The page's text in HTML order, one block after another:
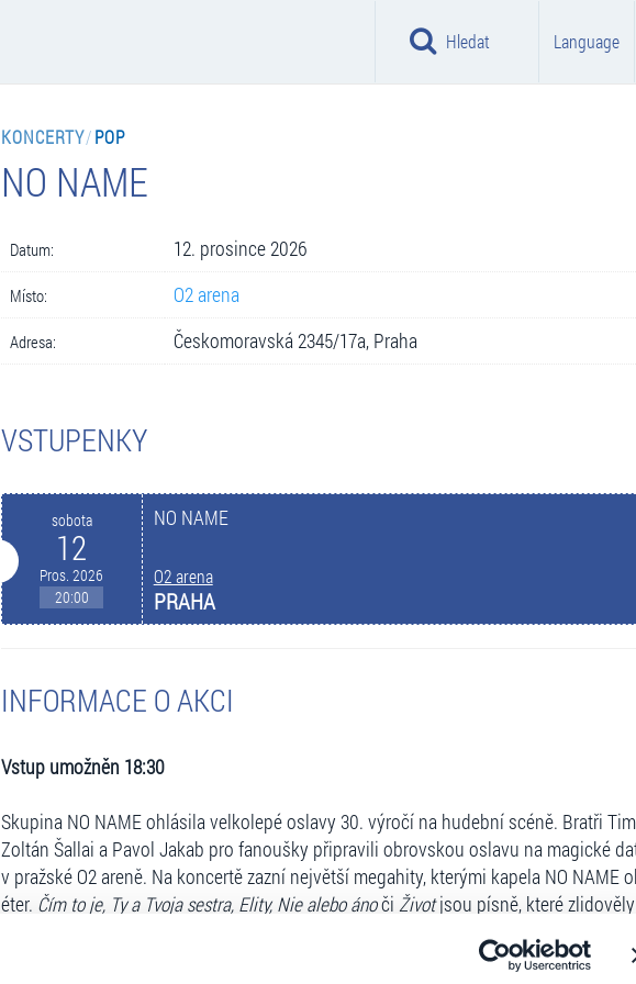
Hledat Language
KONCERTY/POP
NO NAME
Datum: 12. prosince 2026
Místo: O2 arena
Adresa: Českomoravská 2345/17a, Praha
VSTUPENKY
sobota
12
Pros. 2026
20:00
NO NAME
O2 arena
PRAHA
INFORMACE O AKCI
Vstup umožněn 18:30
Skupina NO NAME ohlásila velkolepé oslavy 30. výročí na hudební scéně. Bratři
Zoltán Šallai a Pavol Jakab pro fanoušky připravili obrovskou oslavu na magické
v pražské O2 areně. Na koncertě zazní největší megahity, kterými kapela NO NAME
éter. Čím to je, Ty a Tvoja sestra, Elity, Nie alebo ánoči Životjsou písně, které
nejlepšímu, co slovenská muzika svým posluchačům přinesla. Přijďte si s NO